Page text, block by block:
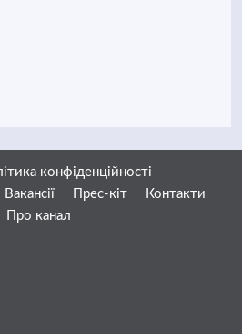
конфіденційності
Вакансії Прес-кіт
Контакти
Про канал